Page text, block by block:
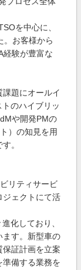
を中心に、
。お客様から
経験が豊富な
課題にオールイ
のハイブリッ
や開発PMの
）の知見を用
。
リティサービ
ジェクトにて活
化しており、
ます。新型車の
証計画を立案
準備する業務を